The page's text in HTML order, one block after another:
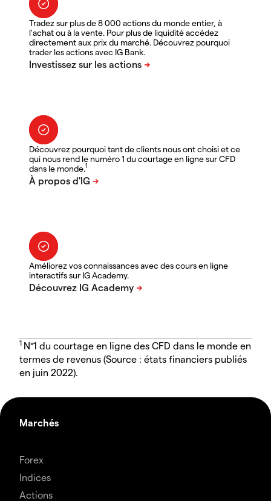
Tradez sur plus de 8 000 actions du monde entier, à
l'achat ou à la vente. Pour plus de liquidité accédez
directement aux prix du marché. Découvrez pourquoi
trader les actions avec IG Bank.
Découvrez pourquoi tant de clients nous ont choisi et ce
qui nous rend le numéro 1 du courtage en ligne sur CFD
dans le monde.1
Améliorez vos connaissances avec des cours en ligne
interactifs sur IG Academy.
1 N°1 du courtage en ligne des CFD dans le monde en
termes de revenus (Source : états financiers publiés
en juin 2022).
Marchés
Forex
Indices
Actions